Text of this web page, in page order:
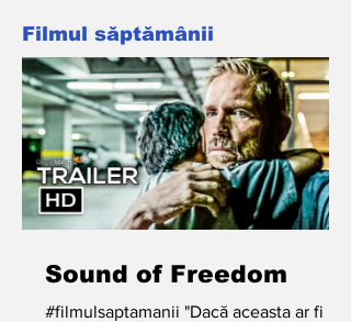
examinează rolul tatălui și efectele
absenței sale în contextul teoriei
psihanalitice. Articolul începe prin a
explora unele dintre cele mai timpurii
scrieri psihanalitice despre tată și rolul
său în dezvoltarea copilului. Literatura
care descrie efectele pierderii/absenței
tatălui dintr-o perspectivă a dezvoltării
Filmul săptămânii
Sound of Freedom
#filmulsaptamanii "Dacă aceasta ar fi